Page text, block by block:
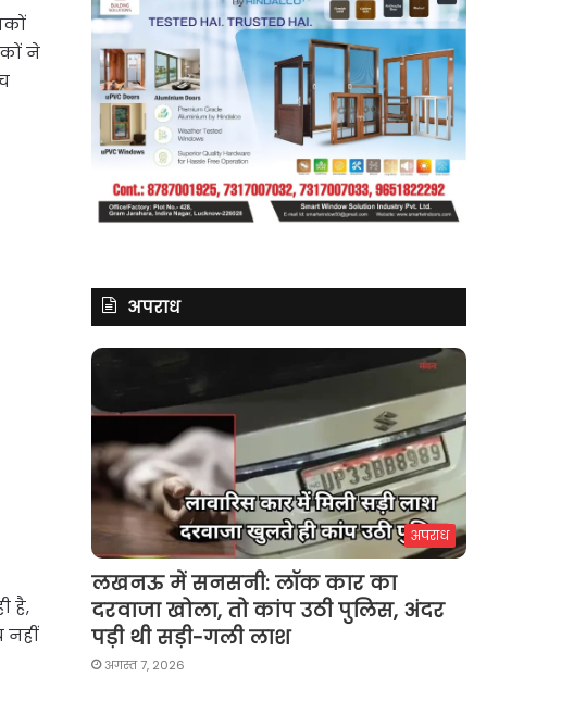
ने
है,
नहीं
अपराध
अपराध
लखनऊ में सनसनी: लॉक कार का
दरवाजा खोला, तो कांप उठी पुलिस, अंदर
पड़ी थी सड़ी-गली लाश
अगस्त 7, 2026